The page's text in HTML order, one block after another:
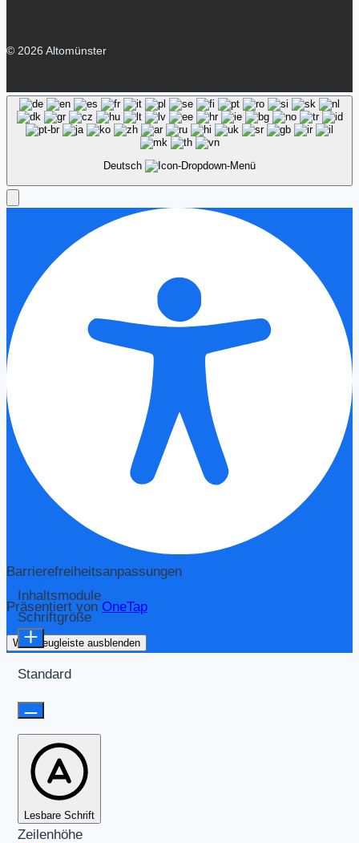
© 2026 Altomünster
Deutsch
Barrierefreiheitsanpassungen
Präsentiert von OneTap
Werkzeugleiste ausblenden
Inhaltsmodule
Schriftgröße
Standard
Lesbare Schrift
Zeilenhöhe